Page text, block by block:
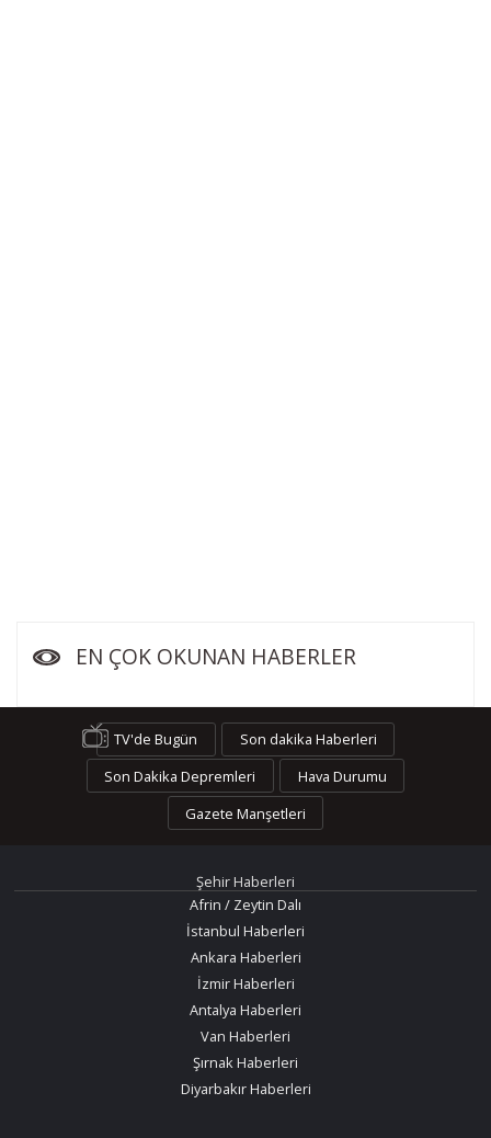
EN ÇOK OKUNAN HABERLER
TV'de Bugün
Son dakika Haberleri
Son Dakika Depremleri
Hava Durumu
Gazete Manşetleri
Şehir Haberleri
Afrin / Zeytin Dalı
İstanbul Haberleri
Ankara Haberleri
İzmir Haberleri
Antalya Haberleri
Van Haberleri
Şırnak Haberleri
Diyarbakır Haberleri